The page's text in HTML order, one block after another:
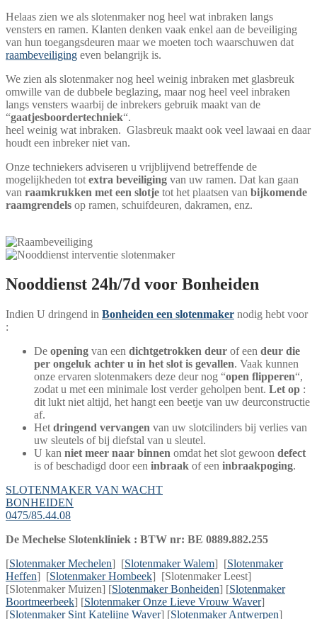
Helaas zien we als slotenmaker nog heel wat inbraken langs
vensters en ramen. Klanten denken vaak enkel aan de beveiliging
van hun toegangsdeuren maar we moeten toch waarschuwen dat
raambeveiliging even belangrijk is.
We zien als slotenmaker nog heel weinig inbraken met glasbreuk
omwille van de dubbele beglazing, maar nog heel veel inbraken
langs vensters waarbij de inbrekers gebruik maakt van de
“gaatjesboordertechniek“.
heel weinig wat inbraken. Glasbreuk maakt ook veel lawaai en daar
houdt een inbreker niet van.
Onze techniekers adviseren u vrijblijvend betreffende de
mogelijkheden tot extra beveiliging van uw ramen. Dat kan gaan
van raamkrukken met een slotje tot het plaatsen van bijkomende
raamgrendels op ramen, schuifdeuren, dakramen, enz.
Nooddienst 24h/7d voor Bonheiden
Indien U dringend in Bonheiden een slotenmaker nodig hebt voor
:
De opening van een dichtgetrokken deur of een deur die
per ongeluk achter u in het slot is gevallen. Vaak kunnen
onze ervaren slotenmakers deze deur nog “open flipperen“,
zodat u met een minimale lost verder geholpen bent. Let op :
dit lukt niet altijd, het hangt een beetje van uw deurconstructie
af.
Het dringend vervangen van uw slotcilinders bij verlies van
uw sleutels of bij diefstal van u sleutel.
U kan niet meer naar binnen omdat het slot gewoon defect
is of beschadigd door een inbraak of een inbraakpoging.
SLOTENMAKER VAN WACHT
BONHEIDEN
0475/85.44.08
De Mechelse Slotenkliniek : BTW nr: BE 0889.882.255
[Slotenmaker Mechelen] [Slotenmaker Walem] [Slotenmaker
Heffen] [Slotenmaker Hombeek] [Slotenmaker Leest]
[Slotenmaker Muizen] [Slotenmaker Bonheiden] [Slotenmaker
Boortmeerbeek] [Slotenmaker Onze Lieve Vrouw Waver]
[Slotenmaker Sint Katelijne Waver] [Slotenmaker Antwerpen]